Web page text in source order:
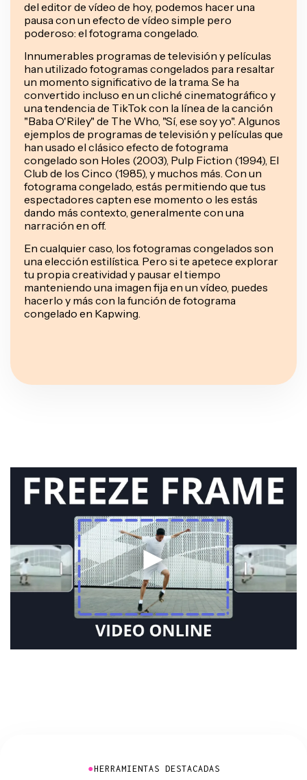
del editor de vídeo de hoy, podemos hacer una
pausa con un efecto de vídeo simple pero
poderoso: el fotograma congelado.
Innumerables programas de televisión y películas
han utilizado fotogramas congelados para resaltar
un momento significativo de la trama. Se ha
convertido incluso en un cliché cinematográfico y
una tendencia de TikTok con la línea de la canción
"Baba O'Riley" de The Who, "Sí, ese soy yo". Algunos
ejemplos de programas de televisión y películas que
han usado el clásico efecto de fotograma
congelado son Holes (2003), Pulp Fiction (1994), El
Club de los Cinco (1985), y muchos más. Con un
fotograma congelado, estás permitiendo que tus
espectadores capten ese momento o les estás
dando más contexto, generalmente con una
narración en off.
En cualquier caso, los fotogramas congelados son
una elección estilística. Pero si te apetece explorar
tu propia creatividad y pausar el tiempo
manteniendo una imagen fija en un vídeo, puedes
hacerlo y más con la función de fotograma
congelado en Kapwing.
●HERRAMIENTAS DESTACADAS